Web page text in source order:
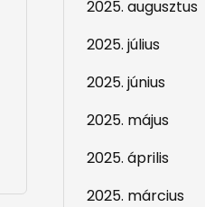
2025. augusztus
2025. július
2025. június
2025. május
2025. április
2025. március